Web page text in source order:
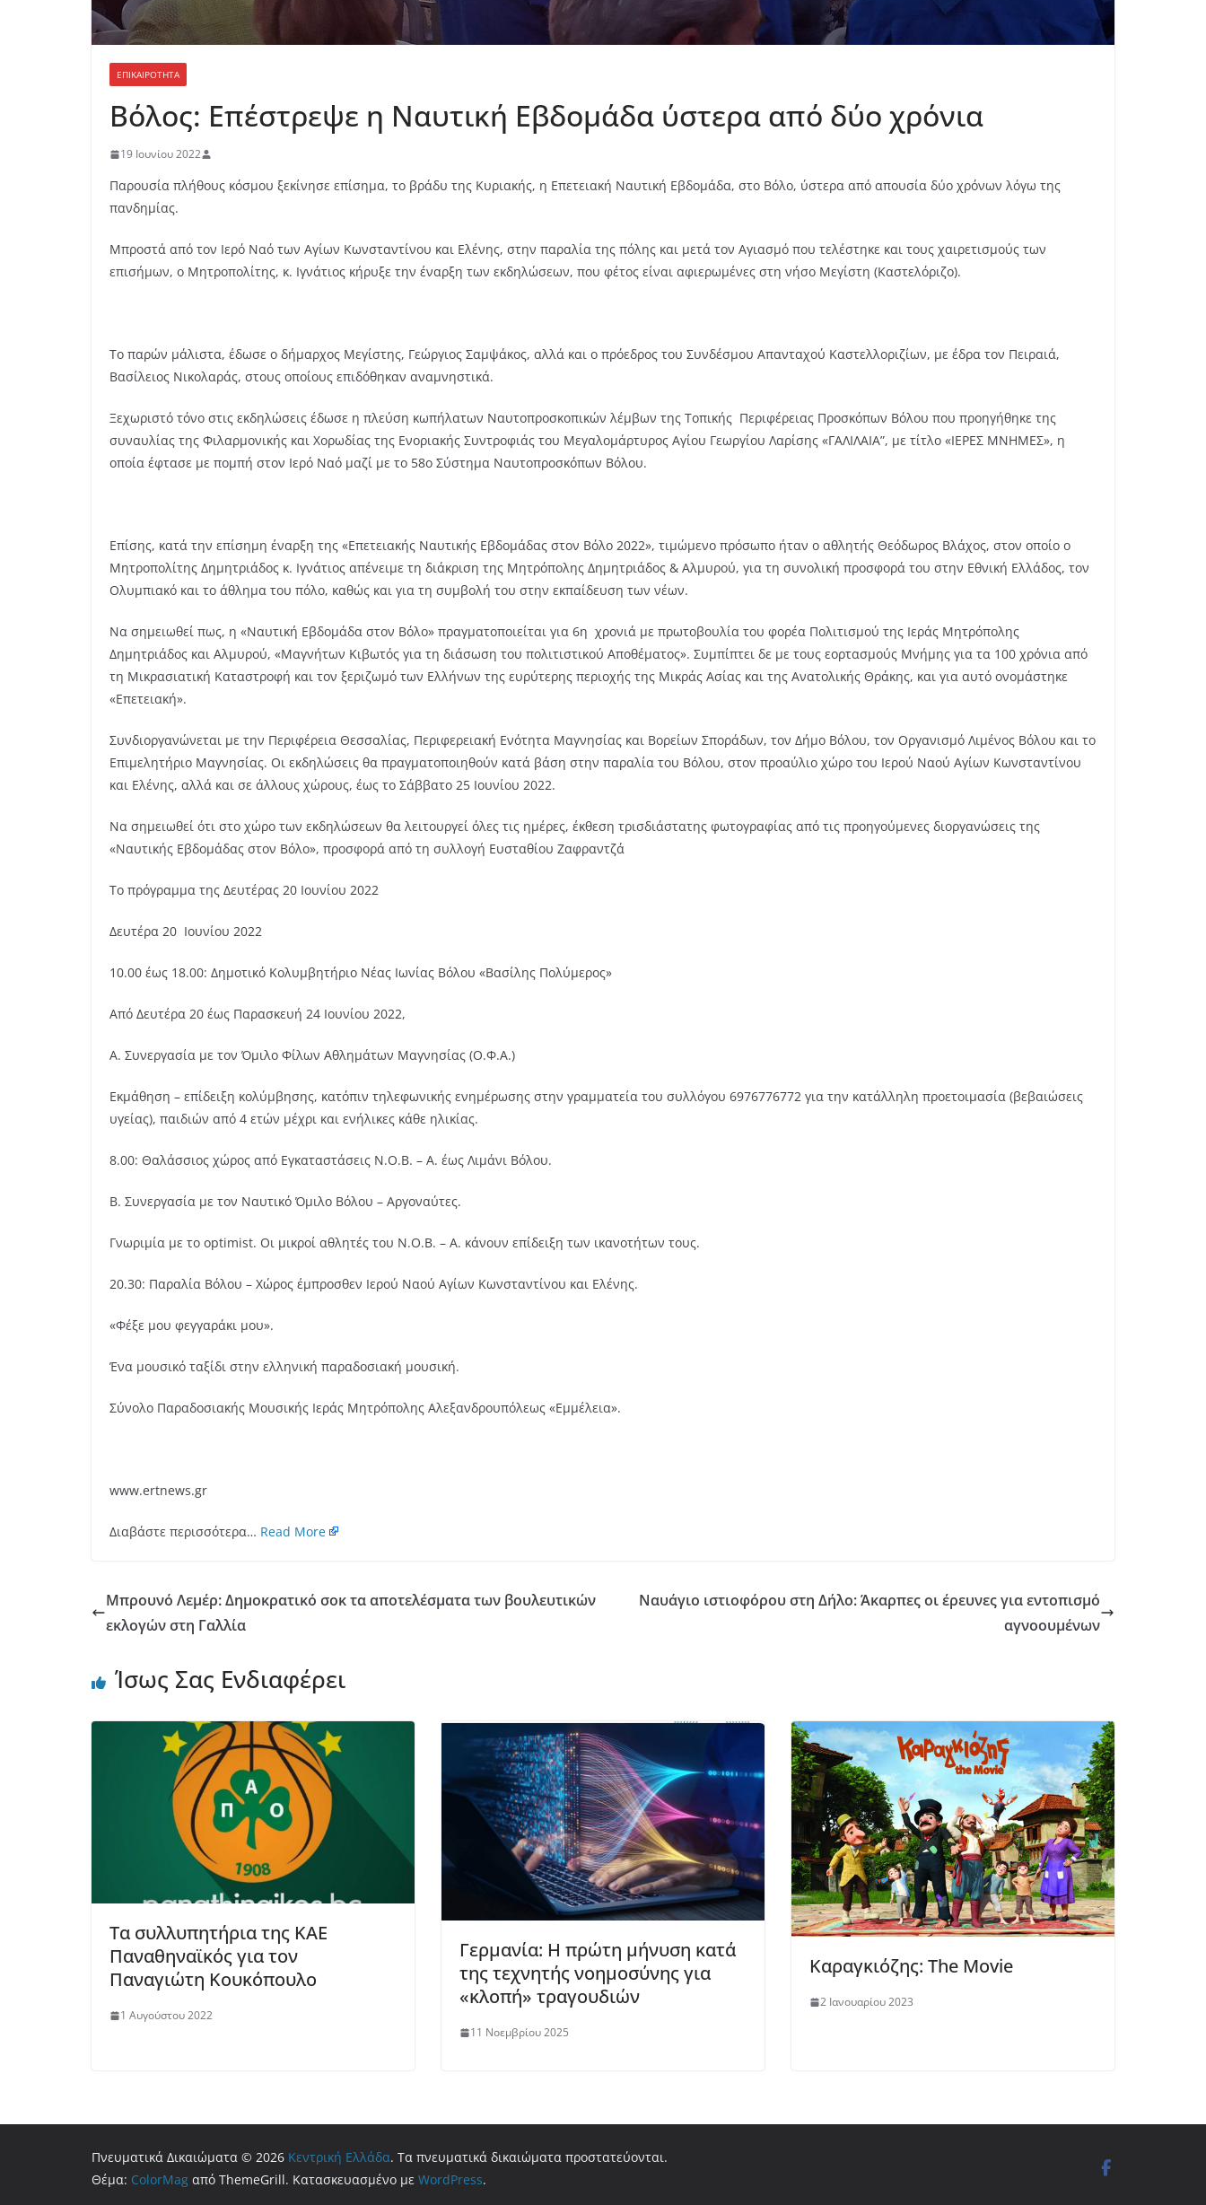
ΕΠΙΚΑΙΡΟΤΗΤΑ
Βόλος: Επέστρεψε η Ναυτική Εβδομάδα ύστερα από δύο χρόνια
19 Ιουνίου 2022
Παρουσία πλήθους κόσμου ξεκίνησε επίσημα, το βράδυ της Κυριακής, η Επετειακή Ναυτική Εβδομάδα, στο Βόλο, ύστερα από απουσία δύο χρόνων λόγω της
πανδημίας.
Μπροστά από τον Ιερό Ναό των Αγίων Κωνσταντίνου και Ελένης, στην παραλία της πόλης και μετά τον Αγιασμό που τελέστηκε και τους χαιρετισμούς των
επισήμων, ο Μητροπολίτης, κ. Ιγνάτιος κήρυξε την έναρξη των εκδηλώσεων, που φέτος είναι αφιερωμένες στη νήσο Μεγίστη (Καστελόριζο).
Το παρών μάλιστα, έδωσε ο δήμαρχος Μεγίστης, Γεώργιος Σαμψάκος, αλλά και ο πρόεδρος του Συνδέσμου Απανταχού Καστελλοριζίων, με έδρα τον Πειραιά,
Βασίλειος Νικολαράς, στους οποίους επιδόθηκαν αναμνηστικά.
Ξεχωριστό τόνο στις εκδηλώσεις έδωσε η πλεύση κωπήλατων Ναυτοπροσκοπικών λέμβων της Τοπικής Περιφέρειας Προσκόπων Βόλου που προηγήθηκε της
συναυλίας της Φιλαρμονικής και Χορωδίας της Ενοριακής Συντροφιάς του Μεγαλομάρτυρος Αγίου Γεωργίου Λαρίσης «ΓΑΛΙΛΑΙΑ”, με τίτλο «ΙΕΡΕΣ ΜΝΗΜΕΣ», η
οποία έφτασε με πομπή στον Ιερό Ναό μαζί με το 58ο Σύστημα Ναυτοπροσκόπων Βόλου.
Επίσης, κατά την επίσημη έναρξη της «Επετειακής Ναυτικής Εβδομάδας στον Βόλο 2022», τιμώμενο πρόσωπο ήταν ο αθλητής Θεόδωρος Βλάχος, στον οποίο ο
Μητροπολίτης Δημητριάδος κ. Ιγνάτιος απένειμε τη διάκριση της Μητρόπολης Δημητριάδος & Αλμυρού, για τη συνολική προσφορά του στην Εθνική Ελλάδος, τον
Ολυμπιακό και το άθλημα του πόλο, καθώς και για τη συμβολή του στην εκπαίδευση των νέων.
Να σημειωθεί πως, η «Ναυτική Εβδομάδα στον Βόλο» πραγματοποιείται για 6η χρονιά με πρωτοβουλία του φορέα Πολιτισμού της Ιεράς Μητρόπολης
Δημητριάδος και Αλμυρού, «Μαγνήτων Κιβωτός για τη διάσωση του πολιτιστικού Αποθέματος». Συμπίπτει δε με τους εορτασμούς Μνήμης για τα 100 χρόνια από
τη Μικρασιατική Καταστροφή και τον ξεριζωμό των Ελλήνων της ευρύτερης περιοχής της Μικράς Ασίας και της Ανατολικής Θράκης, και για αυτό ονομάστηκε
«Επετειακή».
Συνδιοργανώνεται με την Περιφέρεια Θεσσαλίας, Περιφερειακή Ενότητα Μαγνησίας και Βορείων Σποράδων, τον Δήμο Βόλου, τον Οργανισμό Λιμένος Βόλου και το
Επιμελητήριο Μαγνησίας. Οι εκδηλώσεις θα πραγματοποιηθούν κατά βάση στην παραλία του Βόλου, στον προαύλιο χώρο του Ιερού Ναού Αγίων Κωνσταντίνου
και Ελένης, αλλά και σε άλλους χώρους, έως το Σάββατο 25 Ιουνίου 2022.
Να σημειωθεί ότι στο χώρο των εκδηλώσεων θα λειτουργεί όλες τις ημέρες, έκθεση τρισδιάστατης φωτογραφίας από τις προηγούμενες διοργανώσεις της
«Ναυτικής Εβδομάδας στον Βόλο», προσφορά από τη συλλογή Ευσταθίου Ζαφραντζά
Το πρόγραμμα της Δευτέρας 20 Ιουνίου 2022
Δευτέρα 20 Ιουνίου 2022
10.00 έως 18.00: Δημοτικό Κολυμβητήριο Νέας Ιωνίας Βόλου «Βασίλης Πολύμερος»
Από Δευτέρα 20 έως Παρασκευή 24 Ιουνίου 2022,
Α. Συνεργασία με τον Όμιλο Φίλων Αθλημάτων Μαγνησίας (Ο.Φ.Α.)
Εκμάθηση – επίδειξη κολύμβησης, κατόπιν τηλεφωνικής ενημέρωσης στην γραμματεία του συλλόγου 6976776772 για την κατάλληλη προετοιμασία (βεβαιώσεις
υγείας), παιδιών από 4 ετών μέχρι και ενήλικες κάθε ηλικίας.
8.00: Θαλάσσιος χώρος από Εγκαταστάσεις Ν.Ο.Β. – Α. έως Λιμάνι Βόλου.
Β. Συνεργασία με τον Ναυτικό Όμιλο Βόλου – Αργοναύτες.
Γνωριμία με το optimist. Οι μικροί αθλητές του Ν.Ο.Β. – Α. κάνουν επίδειξη των ικανοτήτων τους.
20.30: Παραλία Βόλου – Χώρος έμπροσθεν Ιερού Ναού Αγίων Κωνσταντίνου και Ελένης.
«Φέξε μου φεγγαράκι μου».
Ένα μουσικό ταξίδι στην ελληνική παραδοσιακή μουσική.
Σύνολο Παραδοσιακής Μουσικής Ιεράς Μητρόπολης Αλεξανδρουπόλεως «Εμμέλεια».
www.ertnews.gr
Διαβάστε περισσότερα… Read More
Μπρουνό Λεμέρ: Δημοκρατικό σοκ τα αποτελέσματα των βουλευτικών
εκλογών στη Γαλλία
Ναυάγιο ιστιοφόρου στη Δήλο: Άκαρπες οι έρευνες για εντοπισμό
αγνοουμένων
Ίσως Σας Ενδιαφέρει
Τα συλλυπητήρια της ΚΑΕ
Παναθηναϊκός για τον
Παναγιώτη Κουκόπουλο
1 Αυγούστου 2022
Γερμανία: Η πρώτη μήνυση κατά
της τεχνητής νοημοσύνης για
«κλοπή» τραγουδιών
11 Νοεμβρίου 2025
Καραγκιόζης: The Movie
2 Ιανουαρίου 2023
Πνευματικά Δικαιώματα © 2026 Κεντρική Ελλάδα. Τα πνευματικά δικαιώματα προστατεύονται.
Θέμα: ColorMag από ThemeGrill. Κατασκευασμένο με WordPress.